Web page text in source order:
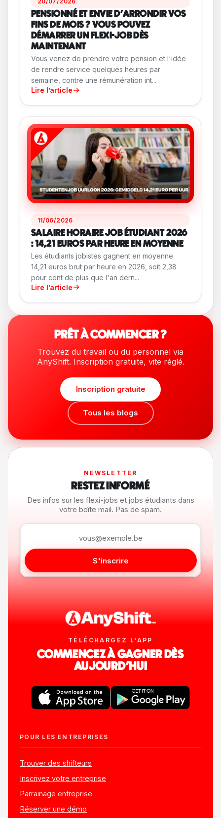
PENSIONNÉ ET ENVIE D'ARRONDIR VOS
FINS DE MOIS ? VOUS POUVEZ
DÉMARRER UN FLEXI-JOB DÈS
MAINTENANT
Vous venez de prendre votre pension et l'idée
de rendre service quelques heures par
semaine, contre une rémunération int...
Lire l’article
11/06/2026
SALAIRE HORAIRE JOB ÉTUDIANT 2026
: 14,21 EUROS PAR HEURE EN MOYENNE
Les étudiants jobistes gagnent en moyenne
14,21 euros brut par heure en 2026, soit 2,38
pour cent de plus que l'an dern...
Lire l’article
PRÊT À COMMENCER ?
Trouvez du travail ou du personnel via
AnyShift. Inscription gratuite, vite réglé.
Inscription gratuite
Tous les blogs
NEWSLETTER
RESTEZ INFORMÉ
Des infos sur les flexi-jobs et jobs étudiants dans
votre boîte mail. Pas de spam.
S'inscrire
TÉLÉCHARGEZ L'APP
COMMENCEZ À GAGNER DÈS
AUJOURD'HUI
POUR LES ENTREPRISES
Trouver des shifteurs
Inscrivez votre entreprise
Parrainage entreprise
Réserver une démo